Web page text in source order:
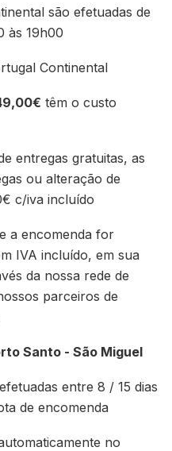
são efetuadas de
às 19h00
Continental
têm o custo
entregas gratuitas, as
ou alteração de
c/iva incluído
a encomenda for
IVA incluído, em sua
da nossa rede de
parceiros de
Santo - São Miguel
entre 8 / 15 dias
de encomenda
no